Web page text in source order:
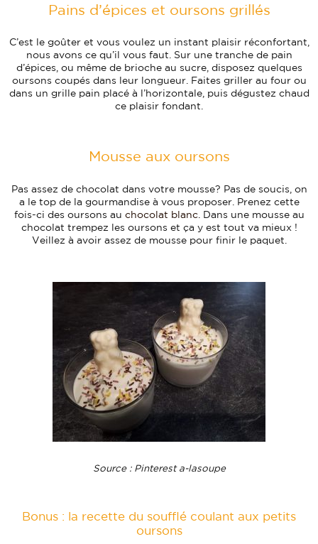
Pains d’épices et oursons grillés
C’est le goûter et vous voulez un instant plaisir réconfortant,
nous avons ce qu’il vous faut. Sur une tranche de pain
d’épices, ou même de brioche au sucre, disposez quelques
oursons coupés dans leur longueur. Faites griller au four ou
dans un grille pain placé à l’horizontale, puis dégustez chaud
ce plaisir fondant.
Mousse aux oursons
Pas assez de chocolat dans votre mousse? Pas de soucis, on
a le top de la gourmandise à vous proposer. Prenez cette
fois-ci des oursons au chocolat blanc. Dans une mousse au
chocolat trempez les oursons et ça y est tout va mieux !
Veillez à avoir assez de mousse pour finir le paquet.
Source : Pinterest a-lasoupe
Bonus : la recette du soufflé coulant aux petits
oursons